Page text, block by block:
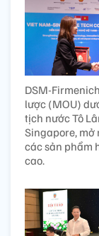
DSM-
lược (MOU)
tịch nước Tô
Singapore, mở
các sản phẩm
cao.